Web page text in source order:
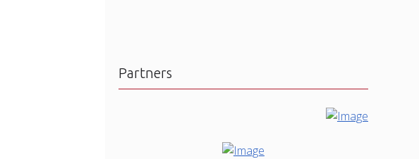
Partners